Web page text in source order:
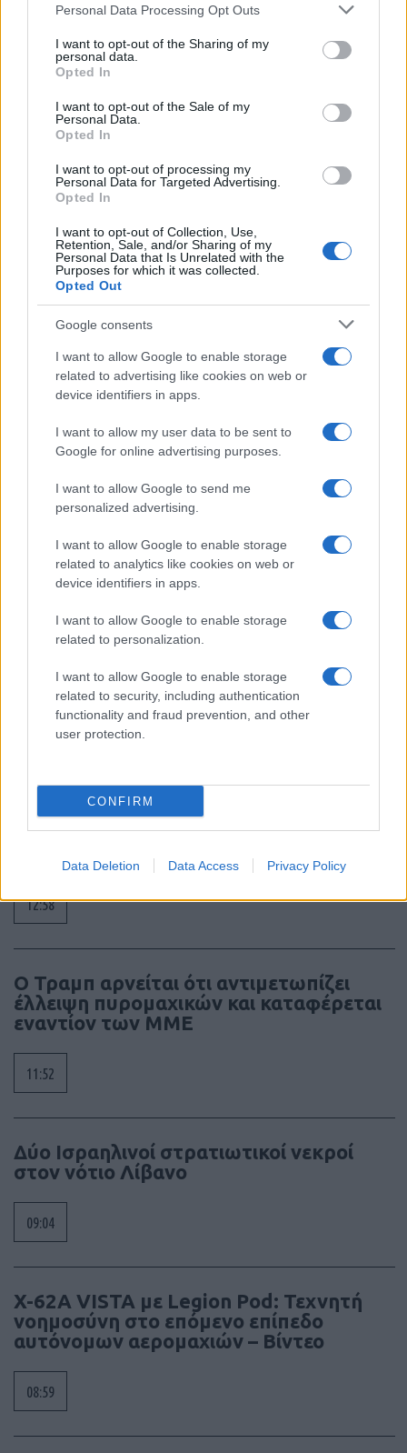
Please note that this website/app uses one or more Google
not limited to your visit or usage behaviour. You may click to
grant or deny consent to Google and its third-party tags to
use your data for below specified purposes in below Google
consent section.
Personal Data Processing Opt Outs
I want to opt-out of the Sharing of my
personal data.
Opted In
I want to opt-out of the Sale of my
Personal Data.
Opted In
I want to opt-out of processing my
Personal Data for Targeted Advertising.
Opted In
I want to opt-out of Collection, Use,
Retention, Sale, and/or Sharing of my
Personal Data that Is Unrelated with the
Purposes for which it was collected.
Opted Out
Google consents
I want to allow Google to enable storage
related to advertising like cookies on web or
device identifiers in apps.
I want to allow my user data to be sent to
Google for online advertising purposes.
I want to allow Google to send me
personalized advertising.
I want to allow Google to enable storage
related to analytics like cookies on web or
device identifiers in apps.
I want to allow Google to enable storage
related to personalization.
I want to allow Google to enable storage
related to security, including authentication
functionality and fraud prevention, and other
user protection.
CONFIRM
Data Deletion Data Access Privacy Policy
Ιούλιο με 2 εκατομμύρια επιβάτες
Γερμανία: Συνελήφθη ύποπτος ο οποίος
εταιρίας όπλων
Το Νέο Δελχί «παγώνει» το Su-57E – Στο
επίκεντρο ο εκσυγχρονισμός των Su-
30MKI, τα Rafale και το AMCA
Θα μπει η Τουρκία στο πρόγραμμα
μαχητικού 6ης γενιάς GCAP; Γιατί τη
συμφέρει σε πολλά επίπεδα
Τα νέα Canadair DHC-515
προσδοκίες και η πραγματικότητα
Νέες ισραηλινές επιδρομές στον νότιο
Λίβανο εν μέσω διαπραγματεύσεων στη
12:58
Ο Τραμπ αρνείται ότι αντιμετωπίζει
έλλειψη πυρομαχικών και καταφέρεται
εναντίον των ΜΜΕ
11:52
Δύο Ισραηλινοί στρατιωτικοί νεκροί
στον νότιο Λίβανο
09:04
X-62A VISTA με Legion Pod: Τεχνητή
νοημοσύνη στο επόμενο επίπεδο
αυτόνομων αερομαχιών – Βίντεο
08:59